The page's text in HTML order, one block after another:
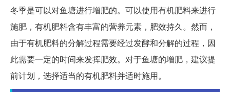
冬季是可以对鱼塘进行增肥的。可以使用有机肥料来进行
施肥，有机肥料含有丰富的营养元素，肥效持久。然而，
由于有机肥料的分解过程需要经过发酵和分解的过程，因
此需要一定的时间来发挥肥效。对于鱼塘的增肥，建议提
前计划，选择适当的有机肥料并适时施用。